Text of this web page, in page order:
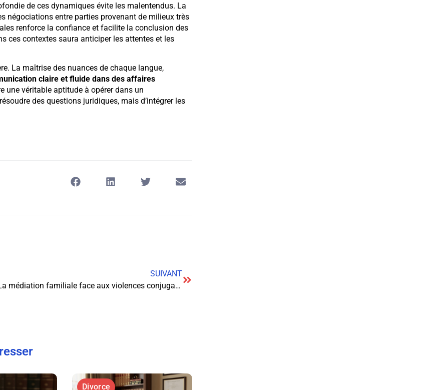
de ces dynamiques évite les malentendus. La
négociations entre parties provenant de milieux très
renforce la confiance et facilite la conclusion des
ces contextes saura anticiper les attentes et les
La maîtrise des nuances de chaque langue,
claire et fluide dans des affaires
une véritable aptitude à opérer dans un
des questions juridiques, mais d’intégrer les
SUIVANT
La médiation familiale face aux violences conjugales : une solution controversée
Divorce